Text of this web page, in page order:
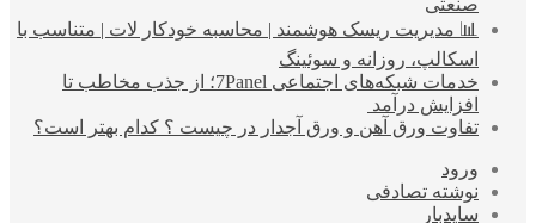
صنعتی
📊 مدیریت ریسک هوشمند | محاسبه خودکار لات | متناسب با
اسکالپ، روزانه و سوئینگ
خدمات شبکه‌های اجتماعی 7Panel؛ از جذب مخاطب تا
افزایش درآمد
تفاوت ورق آهن و ورق آجدار در چیست ؟ کدام بهتر است؟
ورود
نوشته تصادفی
سایدبار